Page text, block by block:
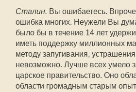
Сталин. Вы ошибаетесь.
ошибка многих. Неужели Вы
было бы в течение 14 лет
иметь поддержку миллионных
методу запугивания,
невозможно. Лучше всех умело
царское правительство. Оно
области громадным старым